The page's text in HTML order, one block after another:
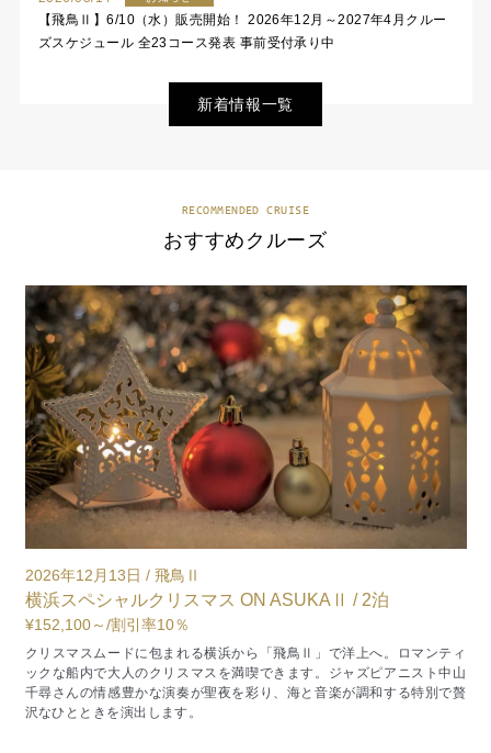
【飛鳥Ⅱ】6/10（水）販売開始！ 2026年12月～2027年4月クルー
ズスケジュール 全23コース発表 事前受付承り中
新着情報一覧
RECOMMENDED CRUISE
おすすめクルーズ
2026年12月13日 / 飛鳥Ⅱ
横浜スペシャルクリスマス ON ASUKAⅡ / 2泊
¥152,100～/割引率10％
クリスマスムードに包まれる横浜から「飛鳥Ⅱ」で洋上へ。ロマンティ
ックな船内で大人のクリスマスを満喫できます。ジャズピアニスト中山
千尋さんの情感豊かな演奏が聖夜を彩り、海と音楽が調和する特別で贅
沢なひとときを演出します。